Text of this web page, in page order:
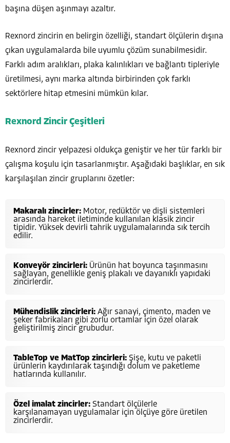
başına düşen aşınmayı azaltır.
Rexnord zincirin en belirgin özelliği, standart ölçülerin dışına
çıkan uygulamalarda bile uyumlu çözüm sunabilmesidir.
Farklı adım aralıkları, plaka kalınlıkları ve bağlantı tipleriyle
üretilmesi, aynı marka altında birbirinden çok farklı
sektörlere hitap etmesini mümkün kılar.
Rexnord Zincir Çeşitleri
Rexnord zincir yelpazesi oldukça geniştir ve her tür farklı bir
çalışma koşulu için tasarlanmıştır. Aşağıdaki başlıklar, en sık
karşılaşılan zincir gruplarını özetler:
Makaralı zincirler: Motor, redüktör ve dişli sistemleri
arasında hareket iletiminde kullanılan klasik zincir
tipidir. Yüksek devirli tahrik uygulamalarında sık tercih
edilir.
Konveyör zincirleri: Ürünün hat boyunca taşınmasını
sağlayan, genellikle geniş plakalı ve dayanıklı yapıdaki
zincirlerdir.
Mühendislik zincirleri: Ağır sanayi, çimento, maden ve
şeker fabrikaları gibi zorlu ortamlar için özel olarak
geliştirilmiş zincir grubudur.
TableTop ve MatTop zincirleri: Şişe, kutu ve paketli
ürünlerin kaydırılarak taşındığı dolum ve paketleme
hatlarında kullanılır.
Özel imalat zincirler: Standart ölçülerle
karşılanamayan uygulamalar için ölçüye göre üretilen
zincirlerdir.